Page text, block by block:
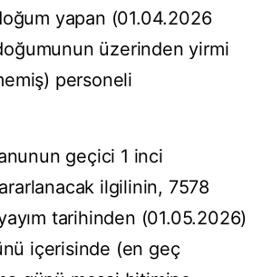
yapan (01.04.2026
üzerinden yirmi
personeli
geçici 1 inci
ilgilinin, 7578
tarihinden (01.05.2026)
içerisinde (en geç